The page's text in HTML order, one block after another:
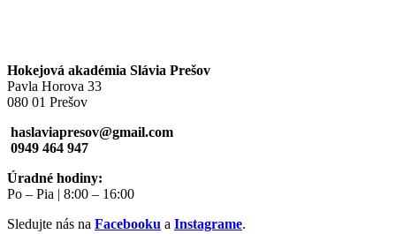
Hokejová akadémia Slávia Prešov
Pavla Horova 33
080 01 Prešov
haslaviapresov@gmail.com
0949 464 947
Úradné hodiny:
Po – Pia | 8:00 – 16:00
Sledujte nás na Facebooku a Instagrame.